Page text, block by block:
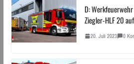
D:
Ziegler-HLF 20
20. Juli 2023 0